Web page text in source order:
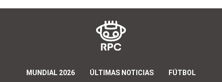
MUNDIAL 2026 ÚLTIMAS NOTICIAS FÚTBOL